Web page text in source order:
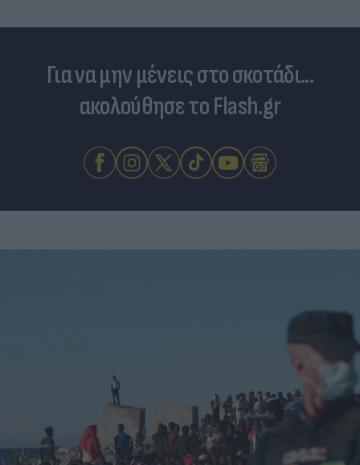
Για να μην μένεις στο σκοτάδι...
ακολούθησε το Flash.gr